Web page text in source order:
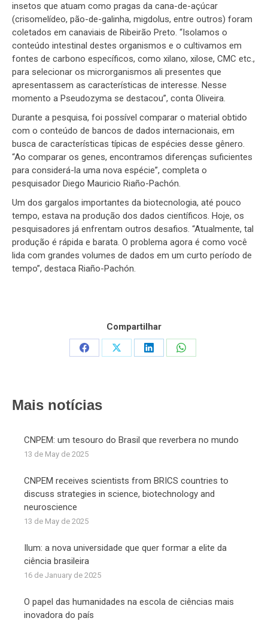
insetos que atuam como pragas da cana-de-açúcar
(crisomelídeo, pão-de-galinha, migdolus, entre outros) foram
coletados em canaviais de Ribeirão Preto. “Isolamos o
conteúdo intestinal destes organismos e o cultivamos em
fontes de carbono específicos, como xilano, xilose, CMC etc.,
para selecionar os microrganismos ali presentes que
apresentassem as características de interesse. Nesse
momento a Pseudozyma se destacou”, conta Oliveira.
Durante a pesquisa, foi possível comparar o material obtido
com o conteúdo de bancos de dados internacionais, em
busca de características típicas de espécies desse gênero.
“Ao comparar os genes, encontramos diferenças suficientes
para considerá-la uma nova espécie”, completa o
pesquisador Diego Mauricio Riaño-Pachón.
Um dos gargalos importantes da biotecnologia, até pouco
tempo, estava na produção dos dados científicos. Hoje, os
pesquisadores já enfrentam outros desafios. “Atualmente, tal
produção é rápida e barata. O problema agora é como você
lida com grandes volumes de dados em um curto período de
tempo”, destaca Riaño-Pachón.
Compartilhar
Share
Share
Share
Share
Mais notícias
CNPEM: um tesouro do Brasil que reverbera no mundo
13 de May de 2025
CNPEM receives scientists from BRICS countries to
discuss strategies in science, biotechnology and
neuroscience
13 de May de 2025
Ilum: a nova universidade que quer formar a elite da
ciência brasileira
16 de January de 2025
O papel das humanidades na escola de ciências mais
inovadora do país